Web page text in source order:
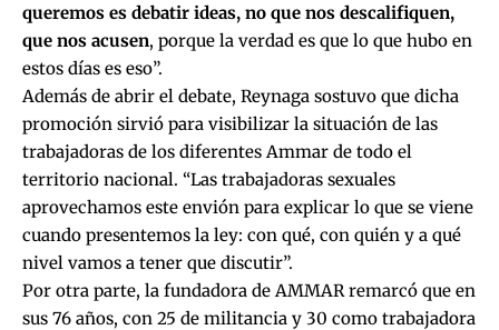
queremos es debatir ideas, no que nos descalifiquen,
que nos acusen, porque la verdad es que lo que hubo en
estos días es eso”.
Además de abrir el debate, Reynaga sostuvo que dicha
promoción sirvió para visibilizar la situación de las
trabajadoras de los diferentes Ammar de todo el
territorio nacional. “Las trabajadoras sexuales
aprovechamos este envión para explicar lo que se viene
cuando presentemos la ley: con qué, con quién y a qué
nivel vamos a tener que discutir”.
Por otra parte, la fundadora de AMMAR remarcó que en
sus 76 años, con 25 de militancia y 30 como trabajadora